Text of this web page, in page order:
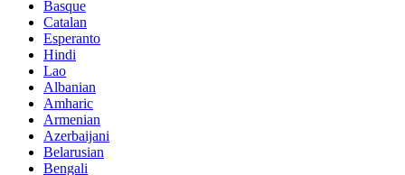
Basque
Catalan
Esperanto
Hindi
Lao
Albanian
Amharic
Armenian
Azerbaijani
Belarusian
Bengali